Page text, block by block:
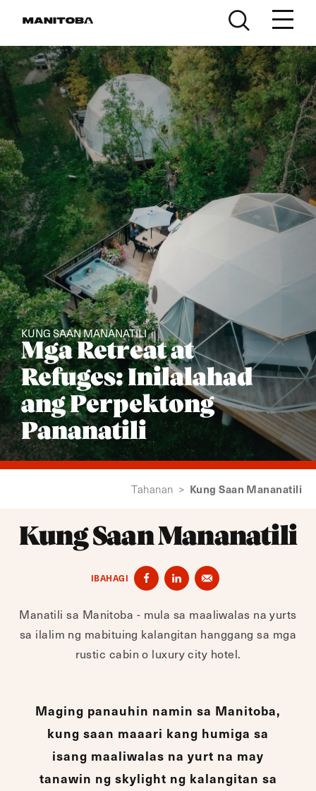
KUNG SAAN MANANATILI
Mga Retreat at
Refuges: Inilalahad
ang Perpektong
Pananatili
Tahanan > Kung Saan Mananatili
Kung Saan Mananatili
IBAHAGI
Manatili sa Manitoba - mula sa maaliwalas na yurts
sa ilalim ng mabituing kalangitan hanggang sa mga
rustic cabin o luxury city hotel.
Maging panauhin namin sa Manitoba,
kung saan maaari kang humiga sa
isang maaliwalas na yurt na may
tanawin ng skylight ng kalangitan sa